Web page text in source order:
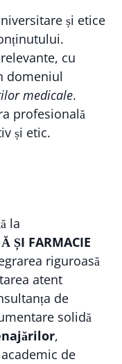
și etice
cu
domeniul
medicale.
profesională
și etic.
la
ȘI FARMACIE
riguroasă
atent
de
solidă
,
de